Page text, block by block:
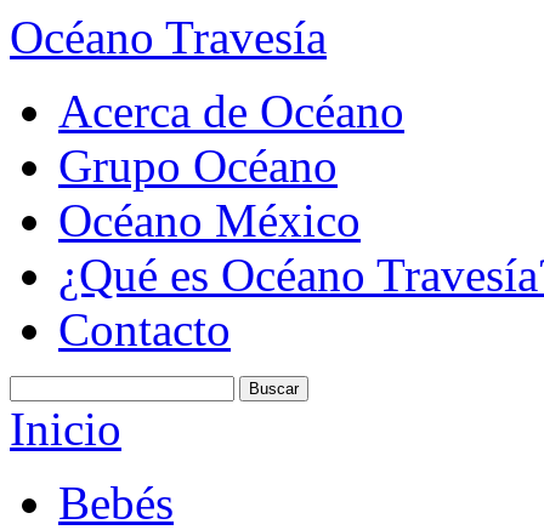
Océano Travesía
Acerca de Océano
Grupo Océano
Océano México
¿Qué es Océano
Contacto
Inicio
Bebés